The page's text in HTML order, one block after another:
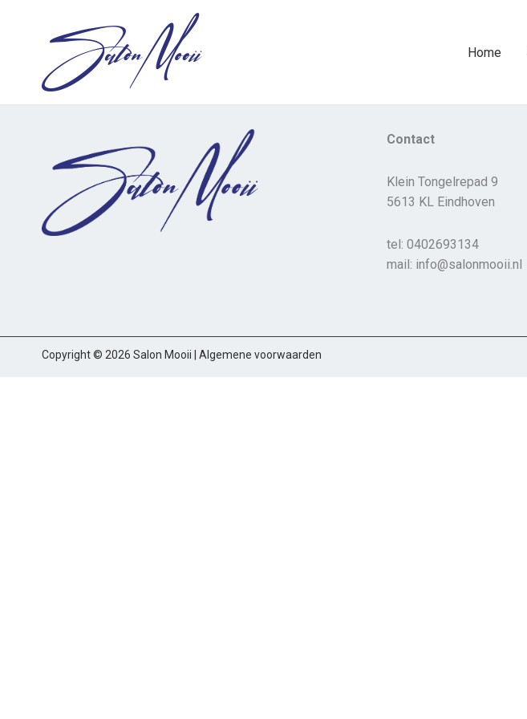
Home
Contact
Klein Tongelrepad 9
5613 KL Eindhoven
tel: 0402693134
mail: info@salonmooii.nl
Copyright © 2026 Salon Mooii | Algemene voorwaarden